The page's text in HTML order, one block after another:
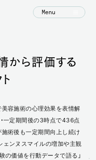
Menu
から評価する
容施術の心理効果を表情解
一定期間後の3時点で436点
術後も一定期間向上し続け
ェンヌスマイルの増加や主観
の価値を行動データで語る」